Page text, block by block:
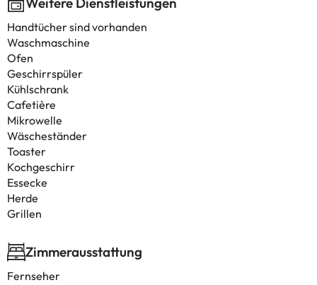
Handtücher sind vorhanden
Waschmaschine
Ofen
Geschirrspüler
Kühlschrank
Cafetière
Mikrowelle
Wäscheständer
Toaster
Kochgeschirr
Essecke
Herde
Grillen
Zimmerausstattung
Fernseher